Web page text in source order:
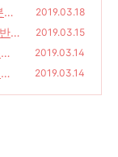
2019.03.18
2019.03.15
2019.03.14
2019.03.14